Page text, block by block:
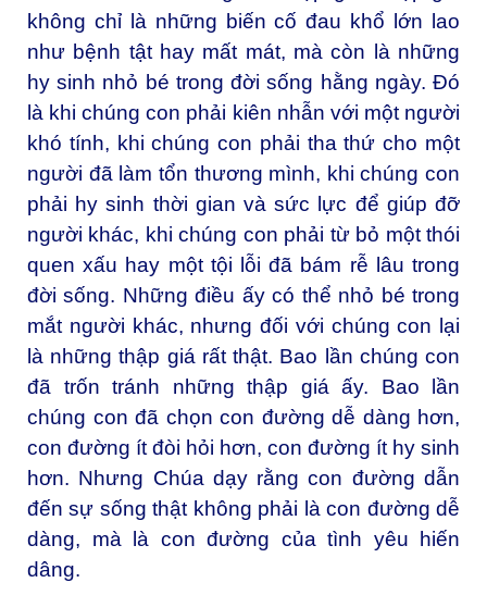
không chỉ là những biến cố đau khổ lớn lao
như bệnh tật hay mất mát, mà còn là những
hy sinh nhỏ bé trong đời sống hằng ngày. Đó
là khi chúng con phải kiên nhẫn với một người
khó tính, khi chúng con phải tha thứ cho một
người đã làm tổn thương mình, khi chúng con
phải hy sinh thời gian và sức lực để giúp đỡ
người khác, khi chúng con phải từ bỏ một thói
quen xấu hay một tội lỗi đã bám rễ lâu trong
đời sống. Những điều ấy có thể nhỏ bé trong
mắt người khác, nhưng đối với chúng con lại
là những thập giá rất thật. Bao lần chúng con
đã trốn tránh những thập giá ấy. Bao lần
chúng con đã chọn con đường dễ dàng hơn,
con đường ít đòi hỏi hơn, con đường ít hy sinh
hơn. Nhưng Chúa dạy rằng con đường dẫn
đến sự sống thật không phải là con đường dễ
dàng, mà là con đường của tình yêu hiến
dâng.